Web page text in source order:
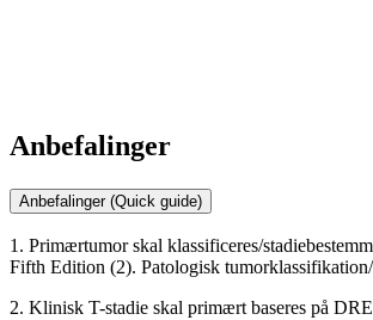
Anbefalinger
Anbefalinger (Quick guide)
1. Primærtumor skal klassificeres/
Fifth Edition (2). Patologisk
2. Klinisk T-stadie skal primært baseres på